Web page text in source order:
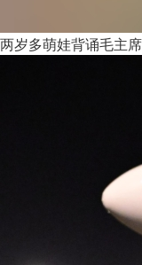
两岁多萌娃背诵毛主